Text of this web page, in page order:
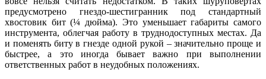
предусмотрено гнездо-шестигранник под стандартный
хвостовик бит (¼ дюйма). Это уменьшает габариты самого
инструмента, облегчая работу в труднодоступных местах. Да
и поменять биту в гнезде одной рукой – значительно проще и
быстрее, а это иногда бывает важно при выполнении
ответственных работ в неудобных положениях.